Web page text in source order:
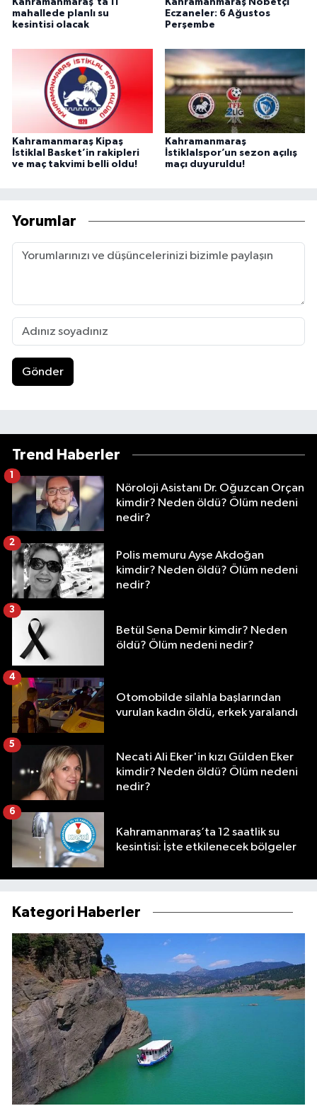
Kahramanmaraş'ta 11
mahallede planlı su
kesintisi olacak
Kahramanmaraş Nöbetçi
Eczaneler: 6 Ağustos
Perşembe
Kahramanmaraş Kipaş
İstiklal Basket’in rakipleri
ve maç takvimi belli oldu!
Kahramanmaraş
İstiklalspor’un sezon açılış
maçı duyuruldu!
Yorumlar
Gönder
Trend Haberler
Nöroloji Asistanı Dr. Oğuzcan Orçan
kimdir? Neden öldü? Ölüm nedeni
nedir?
1
Polis memuru Ayşe Akdoğan
kimdir? Neden öldü? Ölüm nedeni
nedir?
2
Betül Sena Demir kimdir? Neden
öldü? Ölüm nedeni nedir?
3
Otomobilde silahla başlarından
vurulan kadın öldü, erkek yaralandı
4
Necati Ali Eker'in kızı Gülden Eker
kimdir? Neden öldü? Ölüm nedeni
nedir?
5
Kahramanmaraş’ta 12 saatlik su
kesintisi: İşte etkilenecek bölgeler
6
Kategori Haberler